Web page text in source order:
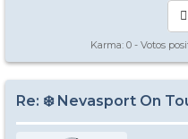
Karma: 0 - Votos
Re: ❄️ Nevasport On